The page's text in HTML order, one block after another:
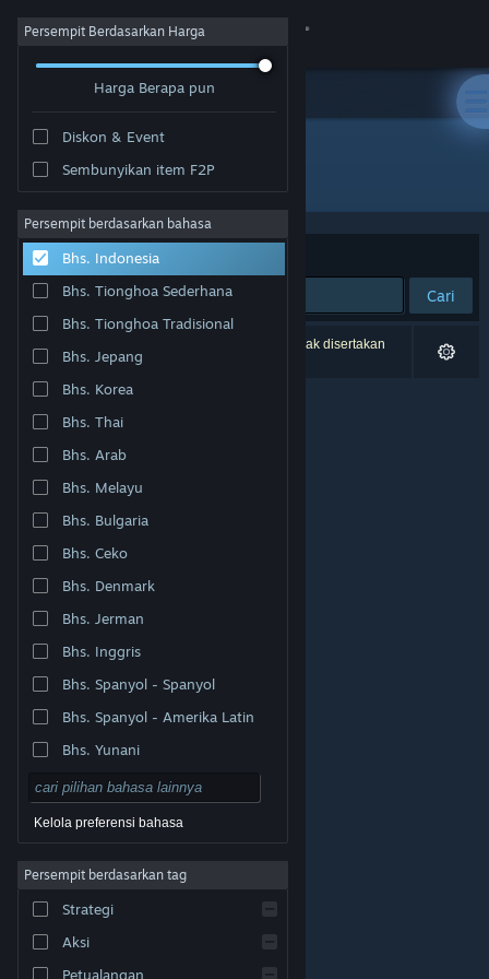
Login
Tentang
Bantuan
Ubah bahasa
Dapatkan Aplikasi Seluler Steam
Lihat situs web desktop
Undang. Semua merek dagang merupakan hak pemilik
Legal| Aksesibilitas
Pengembalian Dana
Persempit Berdasarkan Harga
Harga Berapa pun
Diskon & Event
Sembunyikan item F2P
Persempit berdasarkan bahasa
Bhs. Indonesia
Bhs. Tionghoa Sederhana
Bhs. Tionghoa Tradisional
Bhs. Jepang
Bhs. Korea
Bhs. Thai
Bhs. Arab
Bhs. Melayu
Bhs. Bulgaria
Bhs. Ceko
Bhs. Denmark
Bhs. Jerman
Bhs. Inggris
Bhs. Spanyol - Spanyol
Bhs. Spanyol - Amerika Latin
Bhs. Yunani
Kelola preferensi bahasa
Persempit berdasarkan tag
Strategi
Aksi
Petualangan
Pengembang: Medieval Pig Studio
Berdasarkan Relevansi
Cari
0 hasil cocok dengan pencarianmu. 2 produk tidak disertakan
berdasarkan preferensimu.